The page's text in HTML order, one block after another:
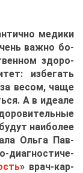
ме­ди­ки
важ­но бо­
здо­ро­
из­бе­гать
ве­сом, ча­ще
А в иде­а­ле
наи­бо­лее
Оль­га Пав­
ди­а­гно­сти­че­
» врач-кар­